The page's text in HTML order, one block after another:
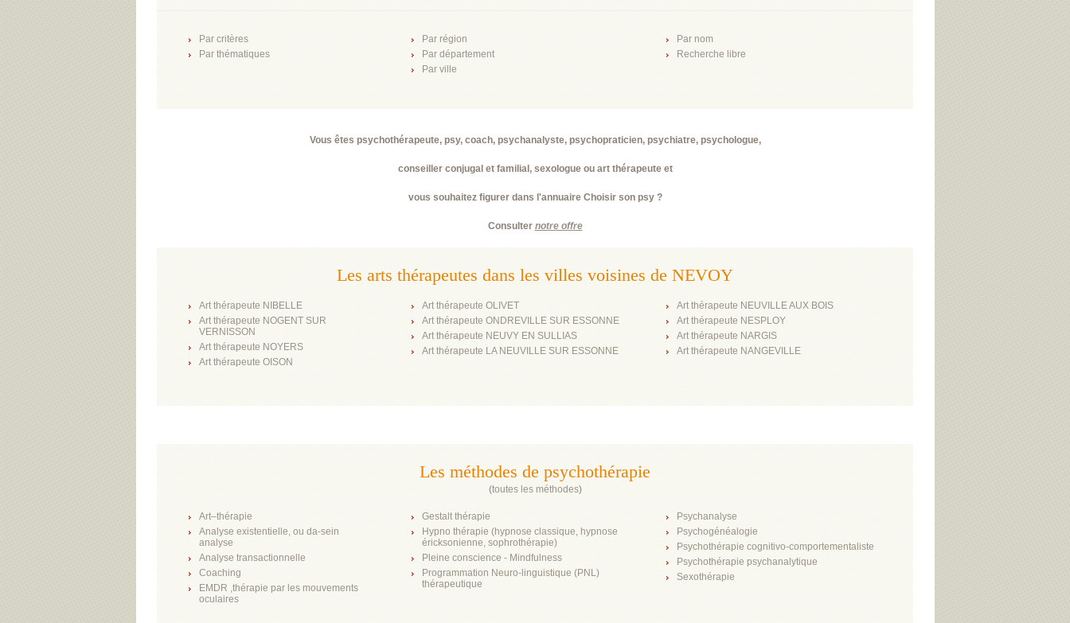
Par critères
Par thématiques
Par région
Par département
Par ville
Par nom
Recherche libre
Vous êtes psychothérapeute, psy, coach, psychanalyste, psychopraticien, psychiatre, psychologue,
conseiller conjugal et familial, sexologue ou art thérapeute et
vous souhaitez figurer dans l'annuaire Choisir son psy ?
Consulter notre offre
Les arts thérapeutes dans les villes voisines de NEVOY
Art thérapeute NIBELLE
Art thérapeute NOGENT SUR
VERNISSON
Art thérapeute NOYERS
Art thérapeute OISON
Art thérapeute OLIVET
Art thérapeute ONDREVILLE SUR ESSONNE
Art thérapeute NEUVY EN SULLIAS
Art thérapeute LA NEUVILLE SUR ESSONNE
Art thérapeute NEUVILLE AUX BOIS
Art thérapeute NESPLOY
Art thérapeute NARGIS
Art thérapeute NANGEVILLE
Les méthodes de psychothérapie
(toutes les méthodes)
Art–thérapie
Analyse existentielle, ou da-sein
analyse
Analyse transactionnelle
Coaching
EMDR ,thérapie par les mouvements
oculaires
Gestalt thérapie
Hypno thérapie (hypnose classique, hypnose
éricksonienne, sophrothérapie)
Pleine conscience - Mindfulness
Programmation Neuro-linguistique (PNL)
thérapeutique
Psychanalyse
Psychogénéalogie
Psychothérapie cognitivo-comportementaliste
Psychothérapie psychanalytique
Sexothérapie